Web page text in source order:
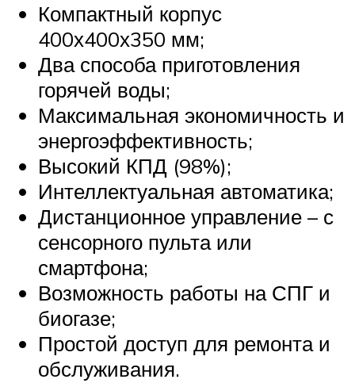
Компактный корпус
400х400х350 мм;
Два способа приготовления
горячей воды;
Максимальная экономичность и
энергоэффективность;
Высокий КПД (98%);
Интеллектуальная автоматика;
Дистанционное управление – с
сенсорного пульта или
смартфона;
Возможность работы на СПГ и
биогазе;
Простой доступ для ремонта и
обслуживания.